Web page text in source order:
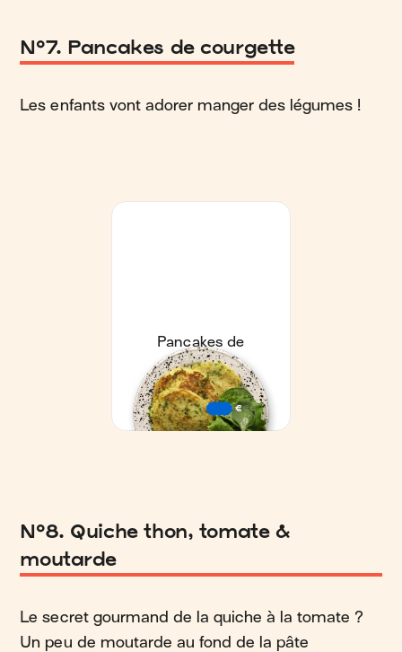
N°7. Pancakes de courgette
Les enfants vont adorer manger des légumes !
N°8. Quiche thon, tomate &
moutarde
Le secret gourmand de la quiche à la tomate ?
Un peu de moutarde au fond de la pâte